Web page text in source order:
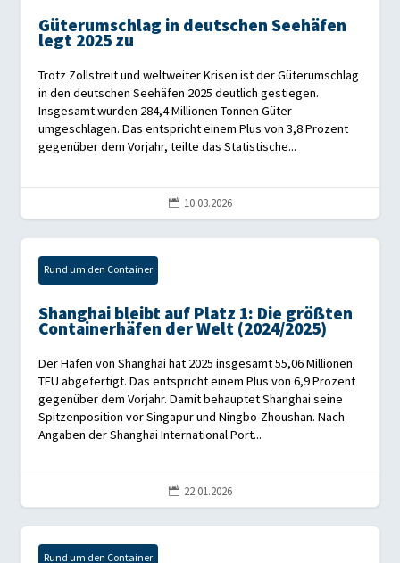
Güterumschlag in deutschen Seehäfen
legt 2025 zu
Trotz Zollstreit und weltweiter Krisen ist der Güterumschlag
in den deutschen Seehäfen 2025 deutlich gestiegen.
Insgesamt wurden 284,4 Millionen Tonnen Güter
umgeschlagen. Das entspricht einem Plus von 3,8 Prozent
gegenüber dem Vorjahr, teilte das Statistische...
 10.03.2026
Rund um den Container
Shanghai bleibt auf Platz 1: Die größten
Containerhäfen der Welt (2024/2025)
Der Hafen von Shanghai hat 2025 insgesamt 55,06 Millionen
TEU abgefertigt. Das entspricht einem Plus von 6,9 Prozent
gegenüber dem Vorjahr. Damit behauptet Shanghai seine
Spitzenposition vor Singapur und Ningbo-Zhoushan. Nach
Angaben der Shanghai International Port...
 22.01.2026
Rund um den Container